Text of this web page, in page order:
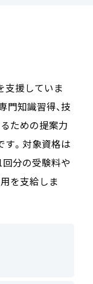
支援していま
門知識習得、技
ための提案力
。対象資格は
分の受験料や
を支給しま